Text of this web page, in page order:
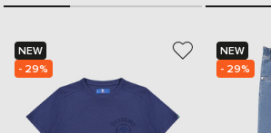
NEW
- 29%
NEW
- 29%